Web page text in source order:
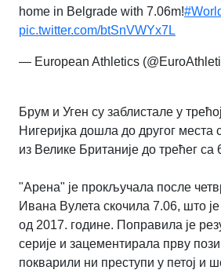
home in Belgrade with 7.06m!
pic.twitter.com/btSnVWYx7L
— European Athletics
Брум и Уген су заблистале у
Нигеријка дошла до другог места
из Велике Британије до трећег са
"Арена" је прокључала после
Ивана Вулета скочила 7.06, што
од 2017. године. Поправила је
серије и зацементирала прву
покварили ни преступи у петој и